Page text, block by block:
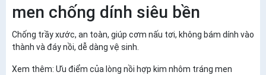
men chống dính siêu bền
Chống trầy xước, an toàn, giúp cơm nấu tơi, không bám dính vào
thành và đáy nồi, dễ dàng vệ sinh.
Xem thêm: Ưu điểm của lòng nồi hợp kim nhôm tráng men